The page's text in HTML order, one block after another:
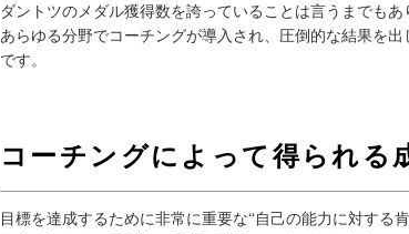
ダントツのメダル獲得数を誇っていることは言うまでもあ
あらゆる分野でコーチングが導入され、圧倒的な結果を出
です。
コーチングによって得られる
目標を達成するために非常に重要な“自己の能力に対する肯